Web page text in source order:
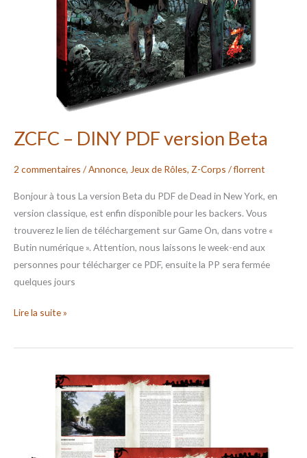
ZCFC – DINY PDF version Beta
2 commentaires /Annonce, Jeux de Rôles, Z-Corps /florrent
Bonjour à tous La version Beta du PDF de Dead in New York, en
version classique, est enfin disponible pour les backers. Vous
trouverez le lien de téléchargement sur Game On, dans votre «
Butin numérique ». Attention, nous laissons le week-end aux
personnes pour télécharger ce PDF, ensuite la PP sera fermée
quelques jours
Lire la suite »